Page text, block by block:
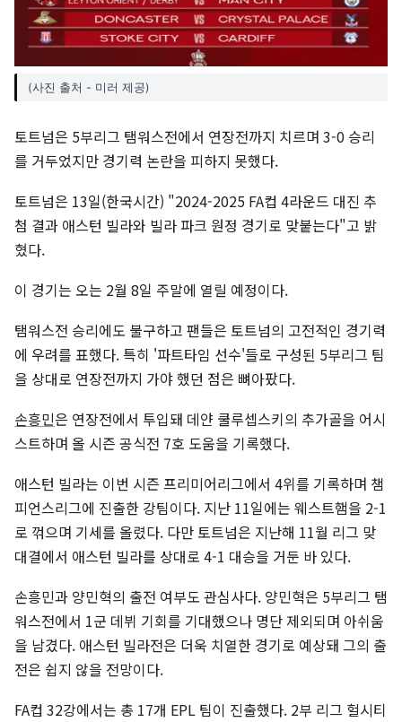
(사진 출처 - 미러 제공)
토트넘은 5부리그 탬워스전에서 연장전까지 치르며 3-0 승리
를 거두었지만 경기력 논란을 피하지 못했다.
토트넘은 13일(한국시간) "2024-2025 FA컵 4라운드 대진 추
첨 결과 애스턴 빌라와 빌라 파크 원정 경기로 맞붙는다"고 밝
혔다.
이 경기는 오는 2월 8일 주말에 열릴 예정이다.
탬워스전 승리에도 불구하고 팬들은 토트넘의 고전적인 경기력
에 우려를 표했다. 특히 '파트타임 선수'들로 구성된 5부리그 팀
을 상대로 연장전까지 가야 했던 점은 뼈아팠다.
손흥민은 연장전에서 투입돼 데얀 쿨루셉스키의 추가골을 어시
스트하며 올 시즌 공식전 7호 도움을 기록했다.
애스턴 빌라는 이번 시즌 프리미어리그에서 4위를 기록하며 챔
피언스리그에 진출한 강팀이다. 지난 11일에는 웨스트햄을 2-1
로 꺾으며 기세를 올렸다. 다만 토트넘은 지난해 11월 리그 맞
대결에서 애스턴 빌라를 상대로 4-1 대승을 거둔 바 있다.
손흥민과 양민혁의 출전 여부도 관심사다. 양민혁은 5부리그 탬
워스전에서 1군 데뷔 기회를 기대했으나 명단 제외되며 아쉬움
을 남겼다. 애스턴 빌라전은 더욱 치열한 경기로 예상돼 그의 출
전은 쉽지 않을 전망이다.
FA컵 32강에서는 총 17개 EPL 팀이 진출했다. 2부 리그 헐시티